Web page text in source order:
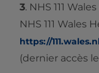
3. NHS 111
NHS 111 Wales
https://
(dernier accès